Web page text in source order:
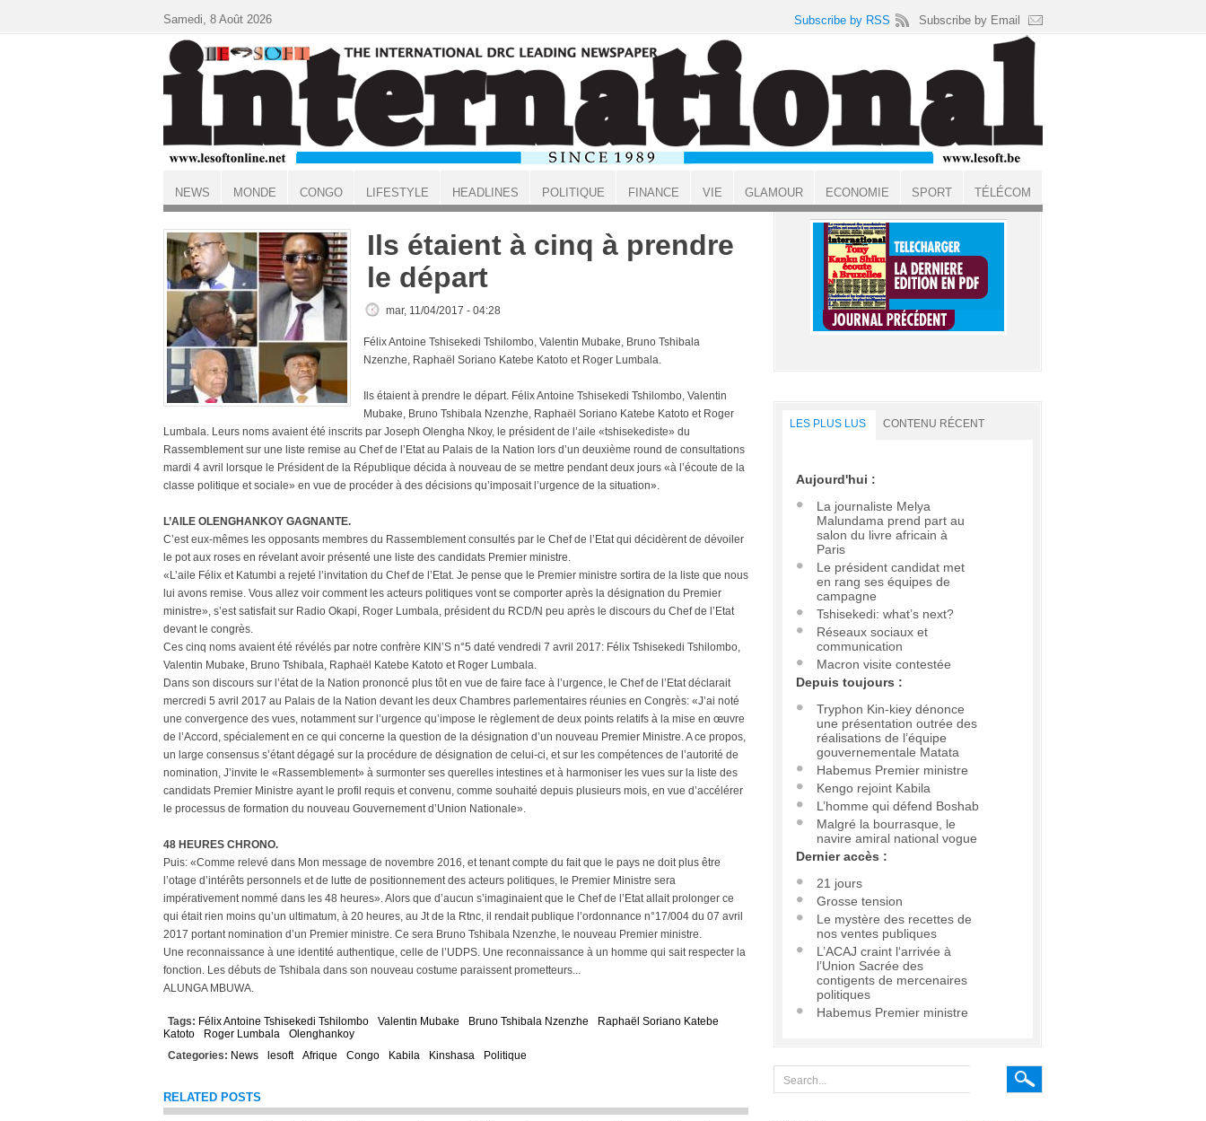
ACCUEIL
Ils étaient à cinq à prendre
le départ
mar, 11/04/2017 - 04:28
Félix Antoine Tshisekedi Tshilombo, Valentin Mubake, Bruno Tshibala
Nzenzhe, Raphaël Soriano Katebe Katoto et Roger Lumbala.
Ils étaient à prendre le départ. Félix Antoine Tshisekedi Tshilombo, Valentin
Mubake, Bruno Tshibala Nzenzhe, Raphaël Soriano Katebe Katoto et Roger
Lumbala. Leurs noms avaient été inscrits par Joseph Olengha Nkoy, le président de l’aile «tshisekediste» du
Rassemblement sur une liste remise au Chef de l’Etat au Palais de la Nation lors d’un deuxième round de consultations
mardi 4 avril lorsque le Président de la République décida à nouveau de se mettre pendant deux jours «à l’écoute de la
classe politique et sociale» en vue de procéder à des décisions qu’imposait l’urgence de la situation».
L’AILE OLENGHANKOY GAGNANTE.
C’est eux-mêmes les opposants membres du Rassemblement consultés par le Chef de l’Etat qui décidèrent de dévoiler
le pot aux roses en révelant avoir présenté une liste des candidats Premier ministre.
«L’aile Félix et Katumbi a rejeté l’invitation du Chef de l’Etat. Je pense que le Premier ministre sortira de la liste que nous
lui avons remise. Vous allez voir comment les acteurs politiques vont se comporter après la désignation du Premier
ministre», s’est satisfait sur Radio Okapi, Roger Lumbala, président du RCD/N peu après le discours du Chef de l’Etat
devant le congrès.
Ces cinq noms avaient été révélés par notre confrère KIN’S n°5 daté vendredi 7 avril 2017: Félix Tshisekedi Tshilombo,
Valentin Mubake, Bruno Tshibala, Raphaël Katebe Katoto et Roger Lumbala.
Dans son discours sur l’état de la Nation prononcé plus tôt en vue de faire face à l’urgence, le Chef de l’Etat déclarait
mercredi 5 avril 2017 au Palais de la Nation devant les deux Chambres parlementaires réunies en Congrès: «J’ai noté
une convergence des vues, notamment sur l’urgence qu’impose le règlement de deux points relatifs à la mise en œuvre
de l’Accord, spécialement en ce qui concerne la question de la désignation d’un nouveau Premier Ministre. A ce propos,
un large consensus s’étant dégagé sur la procédure de désignation de celui-ci, et sur les compétences de l’autorité de
nomination, J’invite le «Rassemblement» à surmonter ses querelles intestines et à harmoniser les vues sur la liste des
candidats Premier Ministre ayant le profil requis et convenu, comme souhaité depuis plusieurs mois, en vue d’accélérer
le processus de formation du nouveau Gouvernement d’Union Nationale».
48 HEURES CHRONO.
Puis: «Comme relevé dans Mon message de novembre 2016, et tenant compte du fait que le pays ne doit plus être
l’otage d’intérêts personnels et de lutte de positionnement des acteurs politiques, le Premier Ministre sera
impérativement nommé dans les 48 heures». Alors que d’aucun s’imaginaient que le Chef de l’Etat allait prolonger ce
qui était rien moins qu’un ultimatum, à 20 heures, au Jt de la Rtnc, il rendait publique l’ordonnance n°17/004 du 07 avril
2017 portant nomination d’un Premier ministre. Ce sera Bruno Tshibala Nzenzhe, le nouveau Premier ministre.
Une reconnaissance à une identité authentique, celle de l’UDPS. Une reconnaissance à un homme qui sait respecter la
fonction. Les débuts de Tshibala dans son nouveau costume paraissent prometteurs...
ALUNGA MBUWA.
Tags: Félix Antoine Tshisekedi Tshilombo Valentin Mubake Bruno Tshibala Nzenzhe
Raphaël Soriano Katebe
Katoto
Roger Lumbala
Olenghankoy
Categories: News lesoft Afrique Congo Kabila Kinshasa Politique
RELATED POSTS
LES PLUS LUS CONTENU RÉCENT
Aujourd'hui :
La journaliste Melya
Malundama prend part au
salon du livre africain à
Paris
Le président candidat met
en rang ses équipes de
campagne
Tshisekedi: what’s next?
Réseaux sociaux et
communication
Macron visite contestée
Depuis toujours :
Tryphon Kin-kiey dénonce
une présentation outrée des
réalisations de l’équipe
gouvernementale Matata
Habemus Premier ministre
Kengo rejoint Kabila
L’homme qui défend Boshab
Malgré la bourrasque, le
navire amiral national vogue
Dernier accès :
21 jours
Grosse tension
Le mystère des recettes de
nos ventes publiques
L’ACAJ craint l‘arrivée à
l’Union Sacrée des
contigents de mercenaires
politiques
Habemus Premier ministre
Samedi, 8 Août 2026 Subscribe by RSS Subscribe by Email
NEWS MONDE CONGO LIFESTYLE HEADLINES POLITIQUE FINANCE VIE GLAMOUR ECONOMIE SPORT TÉLÉCOM